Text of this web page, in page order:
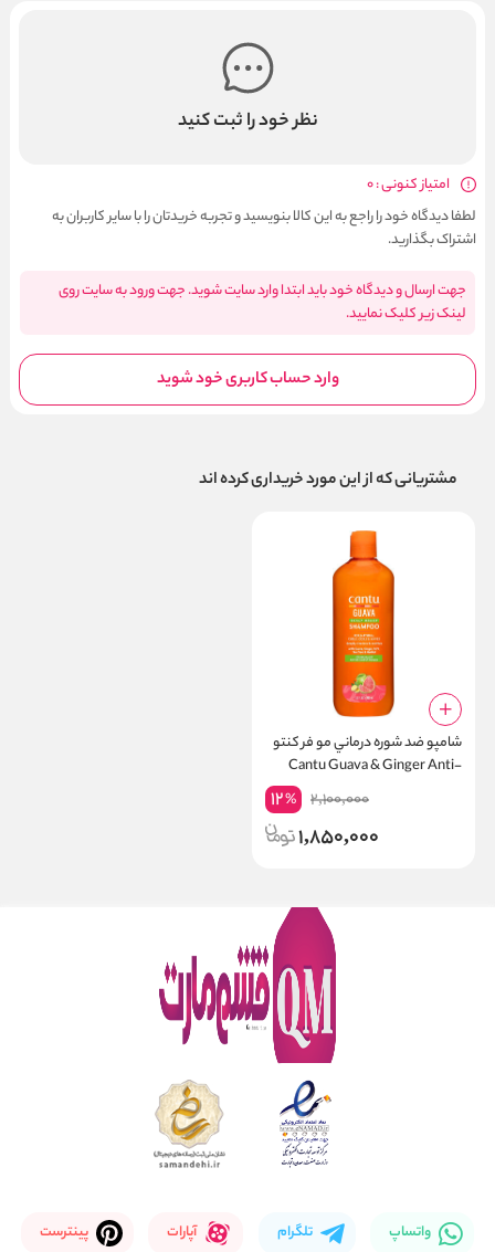
نظر خود را ثبت کنید
امتیاز کنونی : 0
لطفا دیدگاه خود را راجع به این کالا بنویسید و تجربه خریدتان را با سایر کاربران به
اشتراک بگذارید.
جهت ارسال و دیدگاه خود باید ابتدا وارد سایت شوید. جهت ورود به سایت روی
لینک زیر کلیک نمایید.
وارد حساب کاربری خود شوید
مشتریانی که از این مورد خریداری کرده اند
شامپو ضد شوره درماني مو فر کنتو
Cantu Guava & Ginger Anti-
2,100,000
12%
1,850,000
واتساپ تلگرام آپارات پینترست